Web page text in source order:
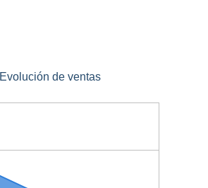
Evolución de ventas